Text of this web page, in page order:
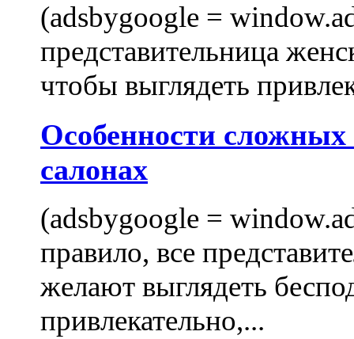
(adsbygoogle =
представительница
чтобы выглядеть
Особенности
салонах
(adsbygoogle =
правило, все
желают выглядеть
привлекательно,...